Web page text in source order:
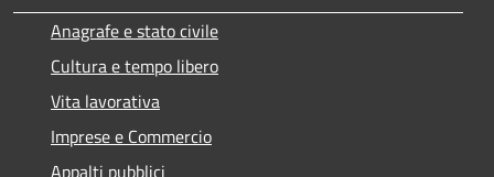
Anagrafe e stato civile
Cultura e tempo libero
Vita lavorativa
Imprese e Commercio
Appalti pubblici